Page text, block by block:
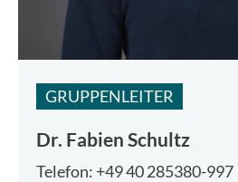
GRUPPENLEITER
Dr. Fabien Schultz
Telefon: +49 40 285380-997